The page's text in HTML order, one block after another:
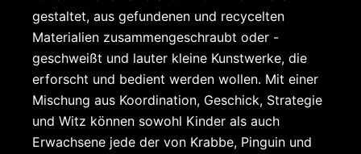
gestaltet, aus gefundenen und recycelten
Materialien zusammengeschraubt oder -
geschweißt und lauter kleine Kunstwerke, die
erforscht und bedient werden wollen. Mit einer
Mischung aus Koordination, Geschick, Strategie
und Witz können sowohl Kinder als auch
Erwachsene jede der von Krabbe, Pinguin und